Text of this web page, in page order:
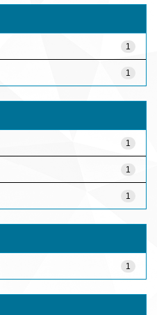
1
1
1
1
1
1